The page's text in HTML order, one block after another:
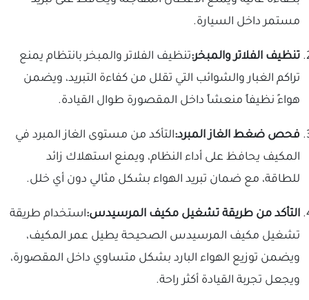
مستمر داخل السيارة.
تنظيف الفلاتر والمبخر:تنظيف الفلاتر والمبخر بانتظام يمنع
تراكم الغبار والشوائب التي تقلل من كفاءة التبريد، ويضمن
هواءً نظيفاً منعشاً داخل المقصورة طوال القيادة.
فحص ضغط الغاز المبرد:التأكد من مستوى الغاز المبرد في
المكيف يحافظ على أداء النظام، ويمنع استهلاك زائد
للطاقة، مع ضمان تبريد الهواء بشكل مثالي دون أي خلل.
التأكد من طريقة تشغيل مكيف المرسيدس:استخدام طريقة
تشغيل مكيف المرسيدس الصحيحة يطيل عمر المكيف،
ويضمن توزيع الهواء البارد بشكل متساوي داخل المقصورة،
ويجعل تجربة القيادة أكثر راحة.